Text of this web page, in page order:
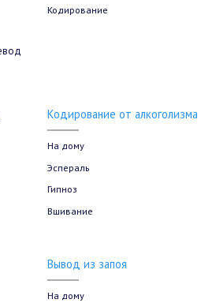
Кодирование
Кодирование от алкоголизма
На дому
Эспераль
Гипноз
Вшивание
Вывод из запоя
На дому